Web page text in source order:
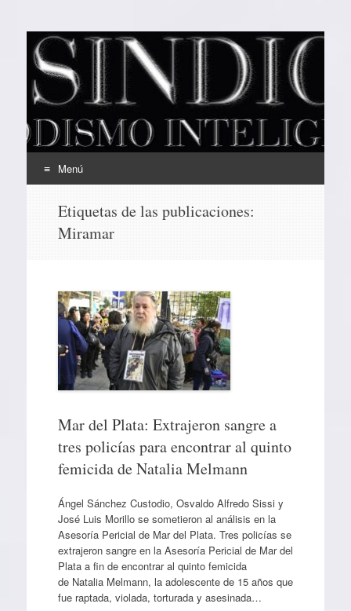
EL SINDICAL
Periodismo Inteligente
Menú
contenido
Etiquetas de las publicaciones:
Miramar
Mar del Plata: Extrajeron sangre a
tres policías para encontrar al quinto
femicida de Natalia Melmann
Ángel Sánchez Custodio, Osvaldo Alfredo Sissi y
José Luis Morillo se sometieron al análisis en la
Asesoría Pericial de Mar del Plata. Tres policías se
extrajeron sangre en la Asesoría Pericial de Mar del
Plata a fin de encontrar al quinto femicida
de Natalia Melmann, la adolescente de 15 años que
fue raptada, violada, torturada y asesinada…